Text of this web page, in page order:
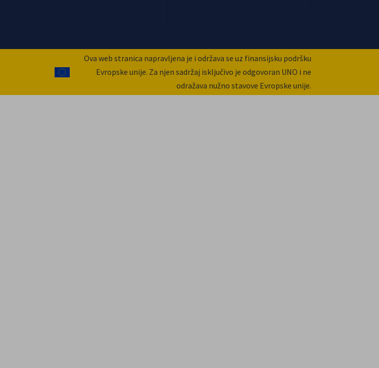
Ova web stranica napravljena je i održava se uz finansijsku podršku
Evropske unije. Za njen sadržaj isključivo je odgovoran UNO i ne
odražava nužno stavove Evropske unije.